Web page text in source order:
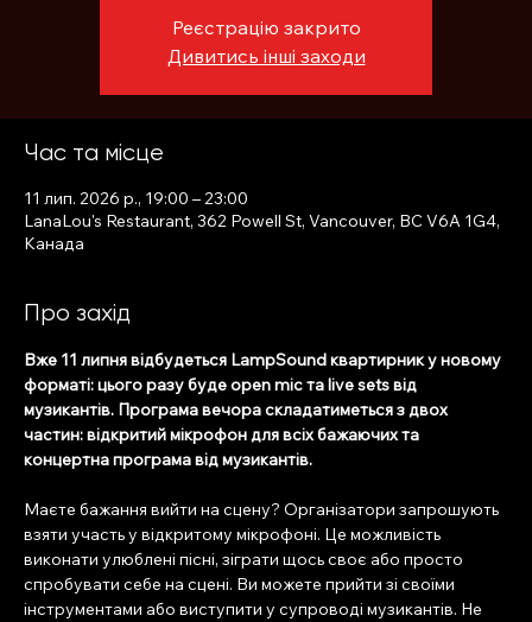
Реєстрацію закрито
Дивитись інші заходи
Час та місце
11 лип. 2026 р., 19:00 – 23:00
LanaLou's Restaurant, 362 Powell St, Vancouver, BC V6A 1G4,
Канада
Про захід
Вже 11 липня відбудеться LampSound квартирник у новому
форматі: цього разу буде open mic та live sets від
музикантів. Програма вечора складатиметься з двох
частин: відкритий мікрофон для всіх бажаючих та
концертна програма від музикантів.
Маєте бажання вийти на сцену? Організатори запрошують
взяти участь у відкритому мікрофоні. Це можливість
виконати улюблені пісні, зіграти щось своє або просто
спробувати себе на сцені. Ви можете прийти зі своїми
інструментами або виступити у супроводі музикантів. Не